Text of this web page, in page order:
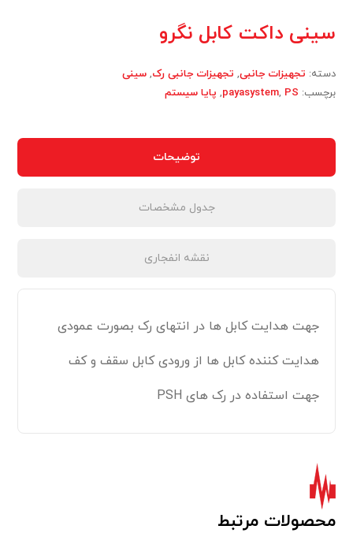
سینی داکت کابل نگرو
دسته: تجهیزات جانبی, تجهیزات جانبی رک,سینی
برچسب:
payasystem, PS
, پایا سیستم
توضیحات
جدول مشخصات
نقشه انفجاری
جهت هدایت کابل ها در انتهای رک بصورت عمودی
هدایت کننده کابل ها از ورودی کابل سقف و کف
جهت استفاده در رک های PSH
محصولات مرتبط